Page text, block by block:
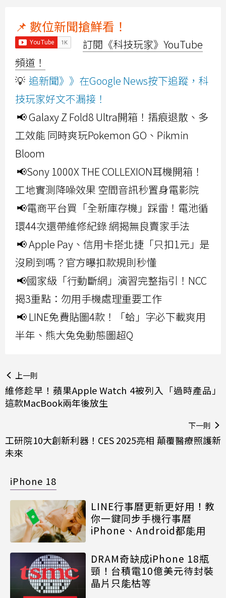
📌 數位新聞搶鮮看！
訂閱《科技玩家》YouTube
頻道！
💡 追新聞》》在Google News按下追蹤，科
技玩家好文不漏接！
📢 Galaxy Z Fold8 Ultra開箱！摺痕退散、多
工效能 同時爽玩Pokemon GO、Pikmin
Bloom
📢Sony 1000X THE COLLEXION耳機開箱！
工地實測降噪效果 空間音訊秒置身電影院
📢電商平台買「全新庫存機」踩雷！電池循
環44次還帶維修紀錄 網揭無良賣家手法
📢 Apple Pay、信用卡搭北捷「只扣1元」是
沒刷到嗎？官方曝扣款規則秒懂
📢國家級「行動斷網」演習完整指引！NCC
揭3重點：勿用手機處理重要工作
📢 LINE免費貼圖4款！「蛤」字必下載爽用
半年、熊大兔兔動態圖超Q
上一則
維修趁早！蘋果Apple Watch 4被列入「過時產品」
這款MacBook兩年後放生
下一則
工研院10大創新利器！CES 2025亮相 顛覆醫療照護新
未來
iPhone 18
LINE行事曆更新更好用！教
你一鍵同步手機行事曆
iPhone、Android都能用
DRAM奇缺成iPhone 18瓶
頸！台積電10億美元待封裝
晶片只能枯等